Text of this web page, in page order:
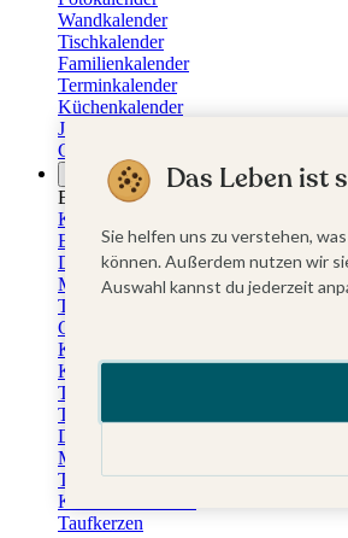
Wandkalender
Tischkalender
Familienkalender
Terminkalender
Küchenkalender
Jahresplaner
Geburtstagskalender
Anlässe
Eventplattform
Kommunionskarten
Einladungskarten Kommunion
Danksagung Kommunion
Menükarten Kommunion
Tischkarten Kommunion
Gästebuch Kommunion
Kerzen Kommunion
Kartenbox Kommunion
Taufkarten
Taufeinladungen
Dankeskarten Taufe
Menükarten Taufe
Tischkarten Taufe
Kirchenheft Taufe
Taufkerzen
Das Leben ist
Sie helfen uns zu verstehen,
können. Außerdem nutzen wir
Auswahl kannst du jederzeit